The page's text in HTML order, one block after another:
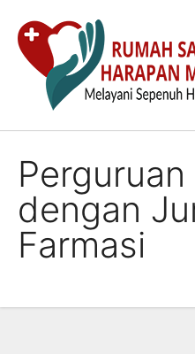
content
dengan
Farmasi